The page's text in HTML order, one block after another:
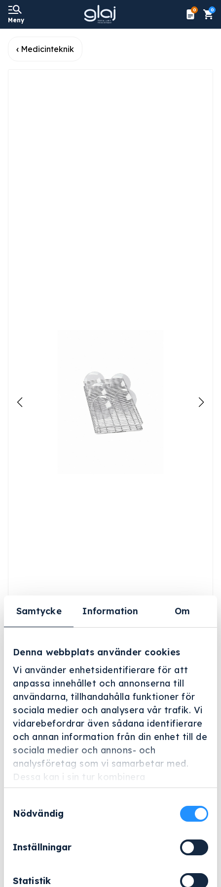
Samtycke Information Om
Denna webbplats använder cookies
Vi använder enhetsidentifierare för att
anpassa innehållet och annonserna till
användarna, tillhandahålla funktioner för
sociala medier och analysera vår trafik. Vi
vidarebefordrar även sådana identifierare
och annan information från din enhet till de
sociala medier och annons- och
analysföretag som vi samarbetar med.
Dessa kan i sin tur kombinera
informationen med annan information som
samlat in när du har använt deras tjänster.
Nödvändig
Inställningar
Statistik
Meny
0 0
Medicinteknik
Helskärm
Miele Professional
E 403
Tillbehör för optimal placering av upp till 105 urglas.